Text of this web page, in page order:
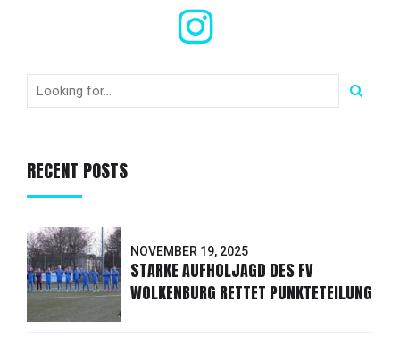
RECENT POSTS
NOVEMBER 19, 2025
STARKE AUFHOLJAGD DES FV
WOLKENBURG RETTET PUNKTETEILUNG